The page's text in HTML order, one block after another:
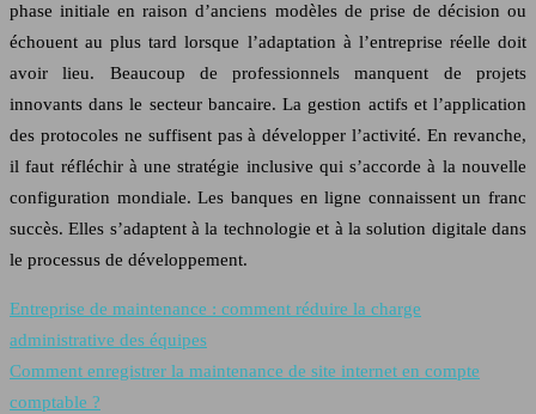
phase initiale en raison d’anciens modèles de prise de décision ou
échouent au plus tard lorsque l’adaptation à l’entreprise réelle doit
avoir lieu. Beaucoup de professionnels manquent de projets
innovants dans le secteur bancaire. La gestion actifs et l’application
des protocoles ne suffisent pas à développer l’activité. En revanche,
il faut réfléchir à une stratégie inclusive qui s’accorde à la nouvelle
configuration mondiale. Les banques en ligne connaissent un franc
succès. Elles s’adaptent à la technologie et à la solution digitale dans
le processus de développement.
Entreprise de maintenance : comment réduire la charge
administrative des équipes
Comment enregistrer la maintenance de site internet en compte
comptable ?